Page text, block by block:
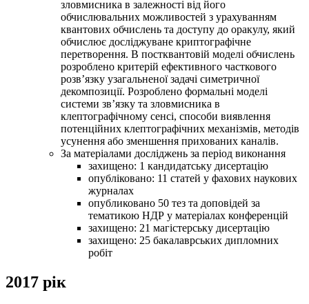
зловмисника в залежності від його
обчислювальних можливостей з урахуванням
квантових обчислень та доступу до оракулу, який
обчислює досліджуване криптографічне
перетворення. В постквантовій моделі обчислень
розроблено критерій ефективного часткового
розв’язку узагальненої задачі симетричної
декомпозиції. Розроблено формальні моделі
системи зв’язку та зловмисника в
клептографічному сенсі, способи виявлення
потенційних клептографічних механізмів, методів
усунення або зменшення прихованих каналів.
За матеріалами досліджень за період виконання
захищено: 1 кандидатську дисертацію
опубліковано: 11 статей у фахових наукових
журналах
опубликовано 50 тез та доповідей за
тематикою НДР у матеріалах конференцій
захищено: 21 магістерську дисертацію
захищено: 25 бакалаврських дипломних
робіт
2017 рік